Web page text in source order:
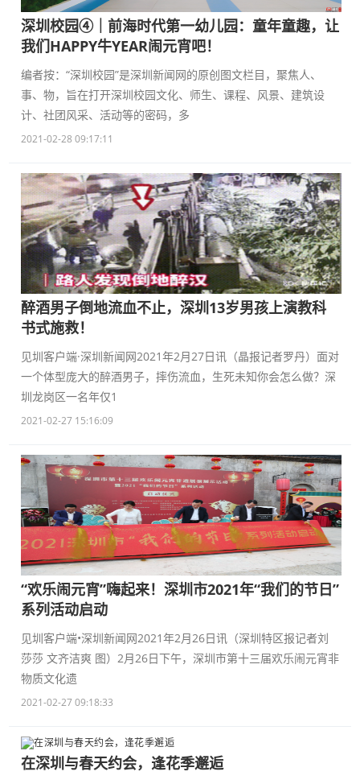
深圳校园④｜前海时代第一幼儿园：童年童趣，让
我们HAPPY牛YEAR闹元宵吧！
编者按：“深圳校园”是深圳新闻网的原创图文栏目，聚焦人、
事、物，旨在打开深圳校园文化、师生、课程、风景、建筑设
计、社团风采、活动等的密码，多
2021-02-28 09:17:11
醉酒男子倒地流血不止，深圳13岁男孩上演教科
书式施救！
见圳客户端·深圳新闻网2021年2月27日讯（晶报记者罗丹）面对
一个体型庞大的醉酒男子，摔伤流血，生死未知你会怎么做？深
圳龙岗区一名年仅1
2021-02-27 15:16:09
“欢乐闹元宵”嗨起来！深圳市2021年“我们的节日”
系列活动启动
见圳客户端•深圳新闻网2021年2月26日讯（深圳特区报记者刘
莎莎 文齐洁爽 图）2月26日下午，深圳市第十三届欢乐闹元宵非
物质文化遗
2021-02-27 09:18:33
在深圳与春天约会，逢花季邂逅